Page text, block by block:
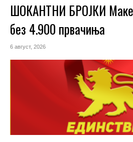
ШОКАНТНИ БРОЈКИ
без 4.900 првачиња
6 август, 2026